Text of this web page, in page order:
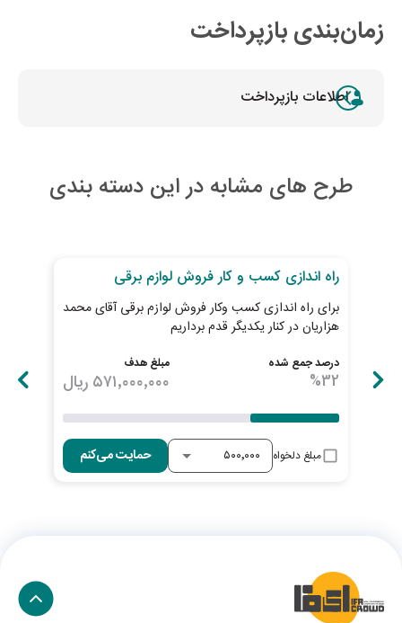
زمان‌بندی بازپرداخت
اطلاعات بازپرداخت
طرح های مشابه در این دسته بندی
راه اندازی کسب و کار فروش لوازم برقی
برای راه اندازی کسب وکار فروش لوازم برقی آقای محمد
هزاریان در کنار یکدیگر قدم برداریم
درصد جمع شده
%32
مبلغ هدف
۵۷۱٬۰۰۰٬۰۰۰ ریال
مبلغ دلخواه حمایت می‌کنم